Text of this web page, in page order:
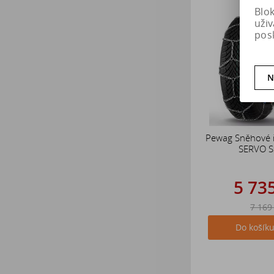
Pewag Sněhové
SERVO
5
7 169
Do košíku